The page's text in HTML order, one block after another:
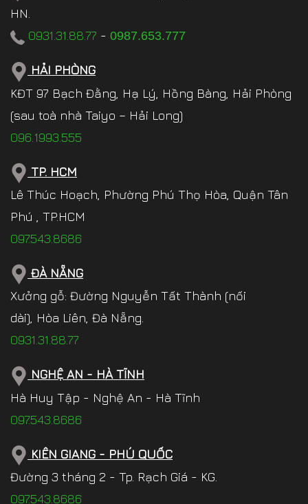
HN.
0931.31.88.77 - 0987.653.777
HẢI PHÒNG
KĐT 97 Bạch Đằng, Hạ Lý, Hồng Bàng, Hải Phòng
(sau toà nhà Taiyo – Hải Long)
096.1993.555
TP. HCM
Lê Thúc Hoạch, Phường Phú Thọ Hòa, Quận Tân
Phú , TP.HCM
097.543.8686
ĐÀ NẴNG
Xưởng gỗ: Đường Nguyễn Tất Thành (nối
dài), Hòa Liên, Đà Nẵng.
0931.31.88.77
NGHỆ AN - HÀ TĨNH
Hà Huy Tập - Nghệ An - Hà Tĩnh
097.543.8686
KIÊN GIANG - PHÚ QUỐC
Đường 3 tháng 2 - Tp. Rạch Giá - KG.
097.543.8686